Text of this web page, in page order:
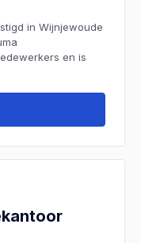
in Wijnjewoude
en is